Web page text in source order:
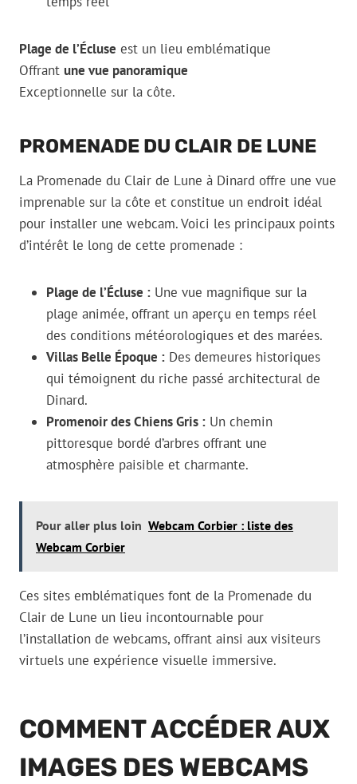
Plage de l’Écluse est un lieu emblématique
Offrant une vue panoramique
Exceptionnelle sur la côte.
PROMENADE DU CLAIR DE LUNE
La Promenade du Clair de Lune à Dinard offre une vue
imprenable sur la côte et constitue un endroit idéal
pour installer une webcam. Voici les principaux points
d’intérêt le long de cette promenade :
Plage de l’Écluse : Une vue magnifique sur la
plage animée, offrant un aperçu en temps réel
des conditions météorologiques et des marées.
Villas Belle Époque : Des demeures historiques
qui témoignent du riche passé architectural de
Dinard.
Promenoir des Chiens Gris : Un chemin
pittoresque bordé d’arbres offrant une
atmosphère paisible et charmante.
Pour aller plus loin Webcam Corbier : liste des
Webcam Corbier
Ces sites emblématiques font de la Promenade du
Clair de Lune un lieu incontournable pour
l’installation de webcams, offrant ainsi aux visiteurs
virtuels une expérience visuelle immersive.
COMMENT ACCÉDER AUX
IMAGES DES WEBCAMS